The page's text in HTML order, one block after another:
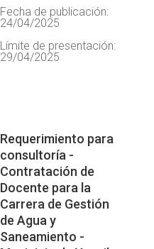
Fecha de publicación:
24/04/2025
Límite de presentación:
29/04/2025
Requerimiento para
consultoría -
Contratación de
Docente para la
Carrera de Gestión
de Agua y
Saneamiento -